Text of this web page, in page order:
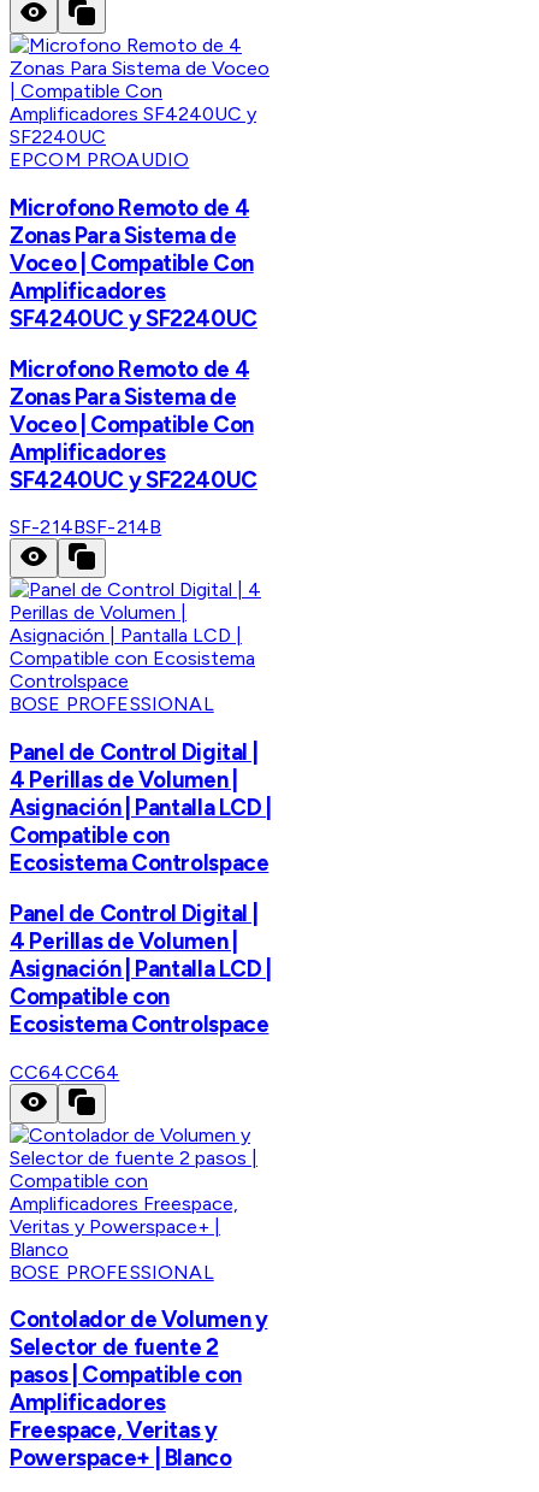
EPCOM PROAUDIO
Microfono Remoto de 4
Zonas Para Sistema de
Voceo | Compatible Con
Amplificadores
SF4240UC y SF2240UC
Microfono Remoto de 4
Zonas Para Sistema de
Voceo | Compatible Con
Amplificadores
SF4240UC y SF2240UC
SF-214BSF-214B
BOSE PROFESSIONAL
Panel de Control Digital |
4 Perillas de Volumen |
Asignación | Pantalla LCD |
Compatible con
Ecosistema Controlspace
Panel de Control Digital |
4 Perillas de Volumen |
Asignación | Pantalla LCD |
Compatible con
Ecosistema Controlspace
CC64CC64
BOSE PROFESSIONAL
Contolador de Volumen y
Selector de fuente 2
pasos | Compatible con
Amplificadores
Freespace, Veritas y
Powerspace+ | Blanco